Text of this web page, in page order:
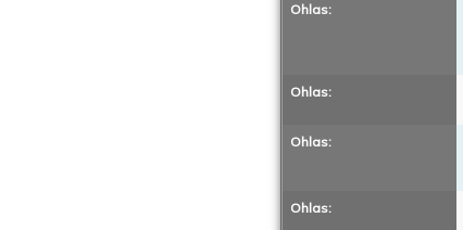
Ohlas:
Ohlas:
Ohlas:
Ohlas: